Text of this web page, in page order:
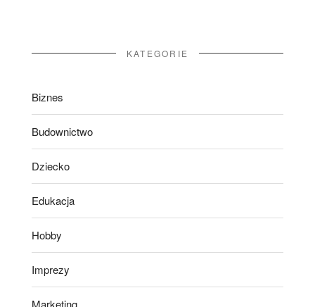
KATEGORIE
Biznes
Budownictwo
Dziecko
Edukacja
Hobby
Imprezy
Marketing